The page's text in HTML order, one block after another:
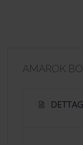
AMAROK